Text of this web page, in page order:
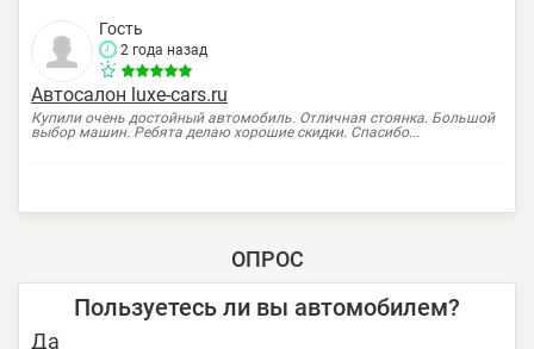
Гость
2 года назад
Автосалон luxe-cars.ru
Купили очень достойный автомобиль. Отличная стоянка. Большой
выбор машин. Ребята делаю хорошие скидки. Спасибо...
ОПРОС
Пользуетесь ли вы автомобилем?
Да